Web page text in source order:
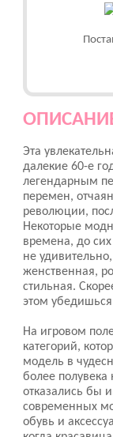
Эта
далекие 60-е
легендарным
перемен,
революции,
Некоторые
времена, до сих
не
женственная,
стильная.
этом
На игровом
категорий,
модель в
более
отказались бы
современных
обувь и